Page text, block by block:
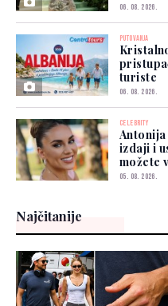
06. 08. 2026.
PUTOVANJA
turiste
06. 08. 2026.
CELEBRITY
izdaji i
možete
05. 08. 2026.
Najčitanije